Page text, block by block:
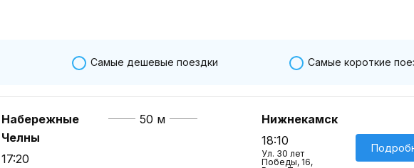
Самые дешевые поездки Самые короткие
Набережные
Челны
17:20
50 м
Нижнекамск
18:10
Ул. 30 лет
Победы, 16,